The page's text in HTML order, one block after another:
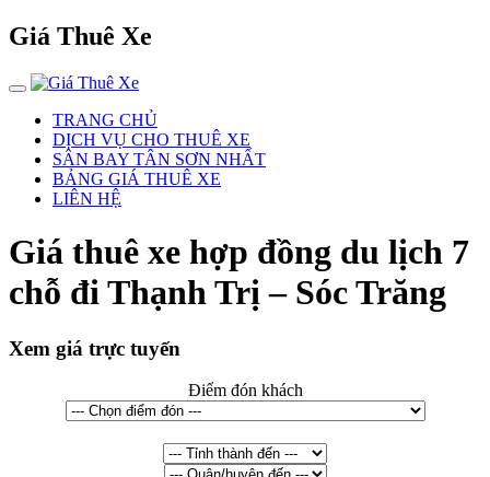
Giá Thuê Xe
TRANG CHỦ
DỊCH VỤ CHO THUÊ XE
SÂN BAY TÂN SƠN NHẤT
BẢNG GIÁ THUÊ XE
LIÊN HỆ
Giá thuê xe hợp đồng du lịch 7
chỗ đi Thạnh Trị – Sóc Trăng
Xem giá trực tuyến
Điểm đón khách